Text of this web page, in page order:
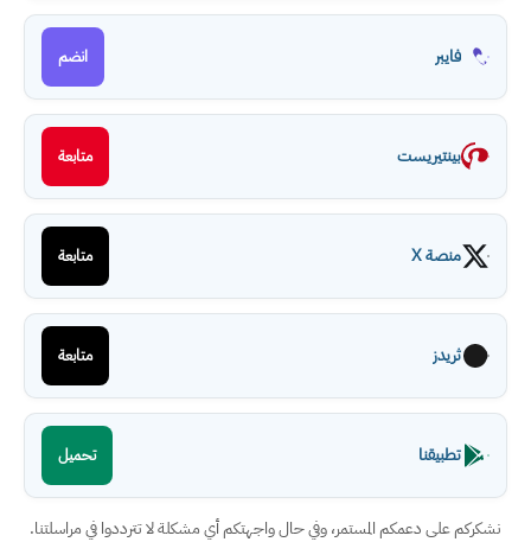
فايبر انضم
بينتيريست متابعة
منصة X متابعة
ثريدز متابعة
تطبيقنا تحميل
نشكركم على دعمكم المستمر، وفي حال واجهتكم أي مشكلة لا تترددوا في مراسلتنا.